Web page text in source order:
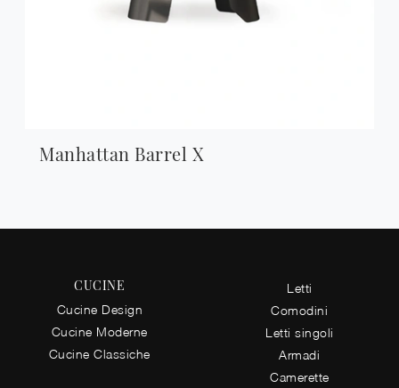
Manhattan Barrel X
CUCINE
Cucine Design
Cucine Moderne
Cucine Classiche
Letti
Comodini
Letti singoli
Armadi
Camerette